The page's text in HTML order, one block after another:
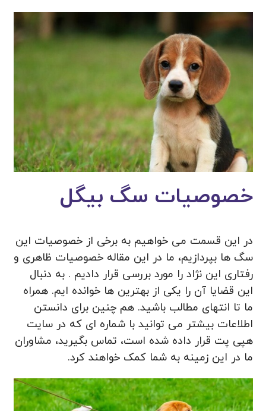
خصوصیات سگ بیگل
در این قسمت می خواهیم به برخی از خصوصیات این
سگ ها بپردازیم، ما در این مقاله خصوصیات ظاهری و
رفتاری این نژاد را مورد بررسی قرار دادیم . به دنبال
این قضایا آن را یکی از بهترین ها خوانده ایم. همراه
ما تا انتهای مطالب باشید. هم چنین برای دانستن
اطلاعات بیشتر می توانید با شماره ای که در سایت
هپی پت قرار داده شده است، تماس بگیرید، مشاوران
ما در این زمینه به شما کمک خواهند کرد.